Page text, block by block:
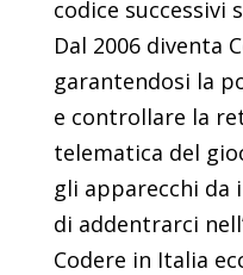
codice successivi
Dal 2006 diventa
garantendosi la
e controllare la
telematica del
gli apparecchi
di addentrarci
Codere in Italia